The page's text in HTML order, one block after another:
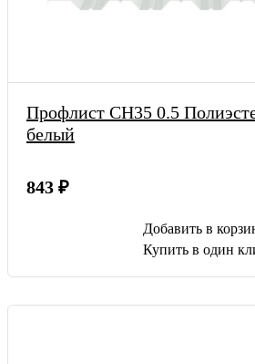
Профлист СН35 0.5
белый
843 ₽
Добавить в
Купить в один